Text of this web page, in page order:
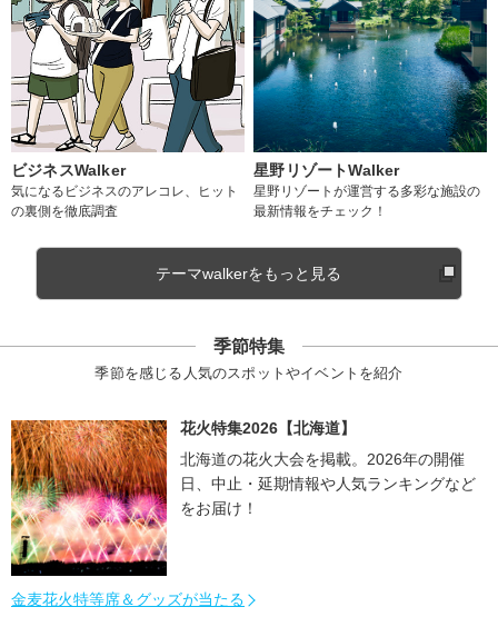
ビジネスWalker
気になるビジネスのアレコレ、ヒット
の裏側を徹底調査
星野リゾートWalker
星野リゾートが運営する多彩な施設の
最新情報をチェック！
テーマwalkerをもっと見る
季節特集
季節を感じる人気のスポットやイベントを紹介
花火特集2026【北海道】
北海道の花火大会を掲載。2026年の開催
日、中止・延期情報や人気ランキングなど
をお届け！
金麦花火特等席＆グッズが当たる